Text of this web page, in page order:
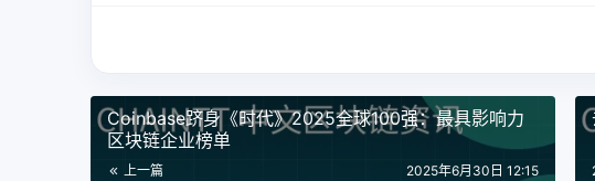
Coinbase跻身《时代》2025全球100强：最具影响力
区块链企业榜单
上一篇 2025年6月30日 12:15